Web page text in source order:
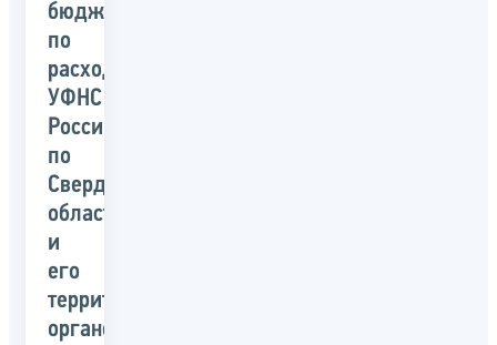
бюджета
по
расходам
УФНС
России
по
Свердловской
области
и
его
территориальных
органов